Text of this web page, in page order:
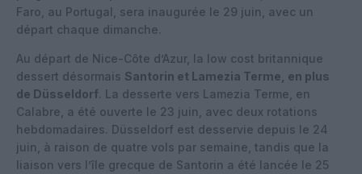
Faro, au Portugal, sera inaugurée le 29 juin, avec un
départ chaque dimanche.
Au départ de Nice-Côte d’Azur, la low cost britannique
dessert désormais Santorin et Lamezia Terme, en plus
de Düsseldorf. La desserte vers Lamezia Terme, en
Calabre, a été ouverte le 23 juin, avec deux rotations
hebdomadaires. Düsseldorf est desservie depuis le 24
juin, à raison de quatre vols par semaine, tandis que la
liaison vers l’île grecque de Santorin a été lancée le 25